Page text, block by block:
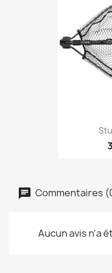
Commentaires
Aucun avis n'a